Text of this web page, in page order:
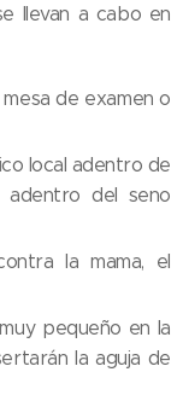
llevan a cabo en
de examen o
local adentro de
adentro del seno
la mama, el
pequeño en la
la aguja de